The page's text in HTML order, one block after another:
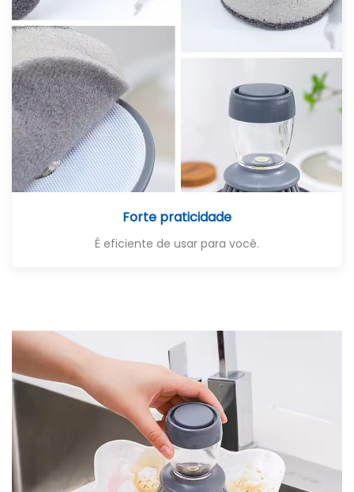
Forte praticidade
É eficiente de usar para você.